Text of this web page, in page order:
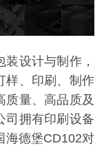
设计与制作，
样、印刷、制作
质量、高品质及
司拥有印刷设备
德堡CD102对